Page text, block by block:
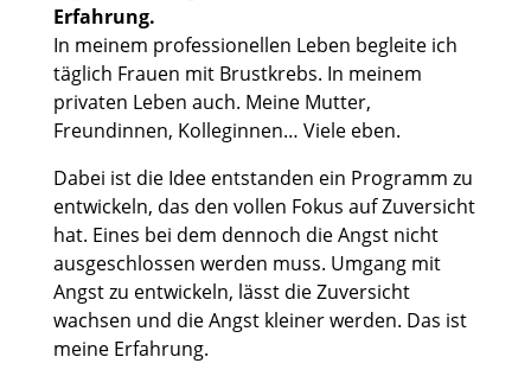
Erfahrung.
In meinem professionellen Leben begleite ich
täglich Frauen mit Brustkrebs. In meinem
privaten Leben auch. Meine Mutter,
Freundinnen, Kolleginnen… Viele eben.
Dabei ist die Idee entstanden ein Programm zu
entwickeln, das den vollen Fokus auf Zuversicht
hat. Eines bei dem dennoch die Angst nicht
ausgeschlossen werden muss. Umgang mit
Angst zu entwickeln, lässt die Zuversicht
wachsen und die Angst kleiner werden. Das ist
meine Erfahrung.